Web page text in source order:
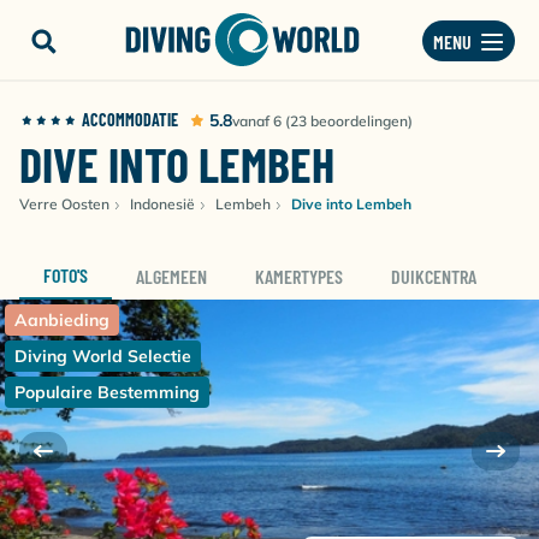
MENU
ACCOMMODATIE 5.8vanaf 6 (23 beoordelingen)
DIVE INTO LEMBEH
Verre Oosten Indonesië Lembeh Dive into Lembeh
FOTO'S ALGEMEEN KAMERTYPES DUIKCENTRA
Aanbieding
Diving World Selectie
Populaire Bestemming